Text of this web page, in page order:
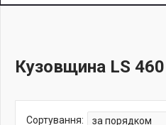
Кузовщина LS 460